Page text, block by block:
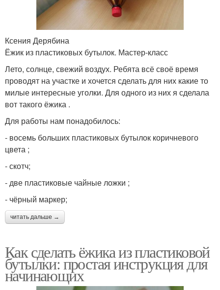
Ксения Дерябина
Ёжик из пластиковых бутылок. Мастер-класс
Лето, солнце, свежий воздух. Ребята всё своё время
проводят на участке и хочется сделать для них какие то
милые интересные уголки. Для одного из них я сделала
вот такого ёжика .
Для работы нам понадобилось:
- восемь больших пластиковых бутылок коричневого
цвета ;
- скотч;
- две пластиковые чайные ложки ;
- чёрный маркер;
читать дальше →
Как сделать ёжика из пластиковой
бутылки: простая инструкция для
начинающих